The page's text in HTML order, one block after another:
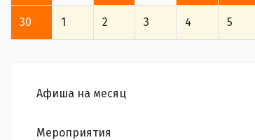
30 1 2 3 4 5
Афиша на месяц
Мероприятия